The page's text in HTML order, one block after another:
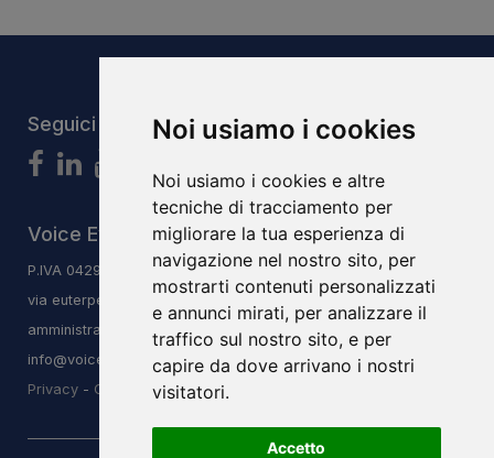
Noi usiamo i cookies
Noi usiamo i cookies e altre
tecniche di tracciamento per
migliorare la tua esperienza di
navigazione nel nostro sito, per
mostrarti contenuti personalizzati
e annunci mirati, per analizzare il
traffico sul nostro sito, e per
capire da dove arrivano i nostri
visitatori.
Accetto
Seguici
Voice Evolution System S.r.l.s
P.IVA 04293240406
via euterpe 3/q, 47923, Rimini, RN
amministrazione@vesitalia.it
info@voiceevolutioninstitute.it
Privacy - Cookie Low